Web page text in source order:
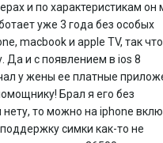
и по характеристикам он
уже 3 года без особых
macbook и apple TV, так
Да и с появлением в ios 8
у жены ее платные
Брал я его без
нету, то можно на iphone
симки как-то не